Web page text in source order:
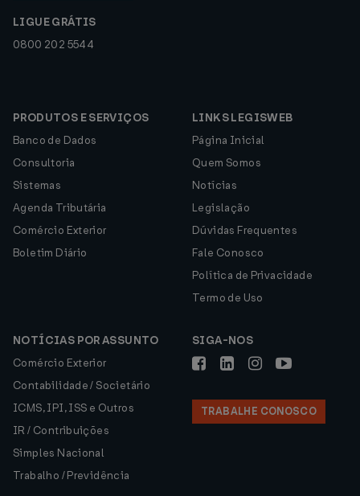
LIGUE GRÁTIS
0800 202 5544
PRODUTOS E SERVIÇOS
Banco de Dados
Consultoria
Sistemas
Agenda Tributária
Comércio Exterior
Boletim Diário
LINKS LEGISWEB
Página Inicial
Quem Somos
Notícias
Legislação
Dúvidas Frequentes
Fale Conosco
Política de Privacidade
Termo de Uso
NOTÍCIAS POR ASSUNTO
Comércio Exterior
Contabilidade / Societário
ICMS, IPI, ISS e Outros
IR / Contribuições
Simples Nacional
Trabalho / Previdência
SIGA-NOS
TRABALHE CONOSCO